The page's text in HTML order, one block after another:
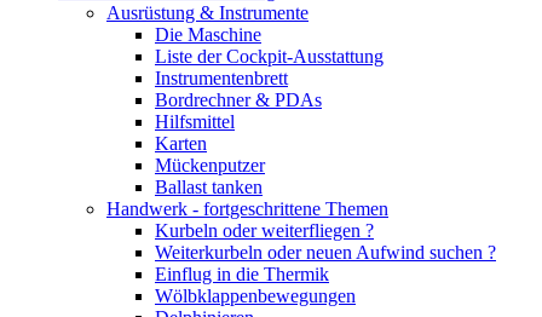
Ausrüstung & Instrumente
Die Maschine
Liste der Cockpit-Ausstattung
Instrumentenbrett
Bordrechner & PDAs
Hilfsmittel
Karten
Mückenputzer
Ballast tanken
Handwerk - fortgeschrittene Themen
Kurbeln oder weiterfliegen ?
Weiterkurbeln oder neuen Aufwind suchen ?
Einflug in die Thermik
Wölbklappenbewegungen